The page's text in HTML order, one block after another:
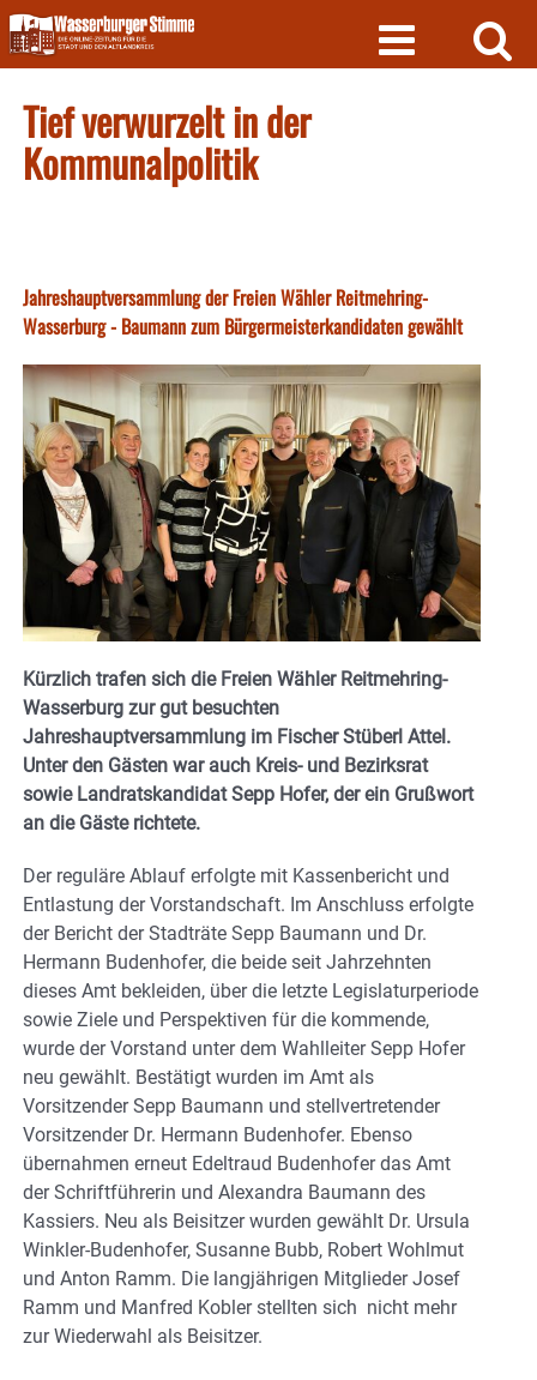
Skip
to
content
Tief verwurzelt in der
Kommunalpolitik
Jahreshauptversammlung der Freien Wähler Reitmehring-
Wasserburg - Baumann zum Bürgermeisterkandidaten gewählt
Kürzlich trafen sich die Freien Wähler Reitmehring-
Wasserburg zur gut besuchten
Jahreshauptversammlung im Fischer Stüberl Attel.
Unter den Gästen war auch Kreis- und Bezirksrat
sowie Landratskandidat Sepp Hofer, der ein Grußwort
an die Gäste richtete.
Der reguläre Ablauf erfolgte mit Kassenbericht und
Entlastung der Vorstandschaft. Im Anschluss erfolgte
der Bericht der Stadträte Sepp Baumann und Dr.
Hermann Budenhofer, die beide seit Jahrzehnten
dieses Amt bekleiden, über die letzte Legislaturperiode
sowie Ziele und Perspektiven für die kommende,
wurde der Vorstand unter dem Wahlleiter Sepp Hofer
neu gewählt. Bestätigt wurden im Amt als
Vorsitzender Sepp Baumann und stellvertretender
Vorsitzender Dr. Hermann Budenhofer. Ebenso
übernahmen erneut Edeltraud Budenhofer das Amt
der Schriftführerin und Alexandra Baumann des
Kassiers. Neu als Beisitzer wurden gewählt Dr. Ursula
Winkler-Budenhofer, Susanne Bubb, Robert Wohlmut
und Anton Ramm. Die langjährigen Mitglieder Josef
Ramm und Manfred Kobler stellten sich nicht mehr
zur Wiederwahl als Beisitzer.